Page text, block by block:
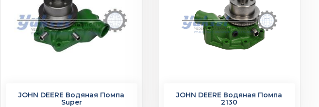
JOHN DEERE Водяная Помпа
Super
JOHN DEERE Водяная Помпа
2130